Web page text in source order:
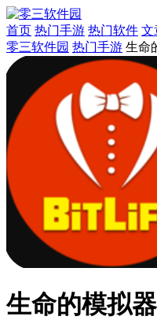
首页 热门手游 热门软件 文
零三软件园 热门手游 生命
生命的模拟